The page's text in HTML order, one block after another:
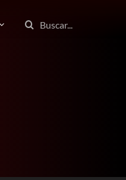
BUSCAR: